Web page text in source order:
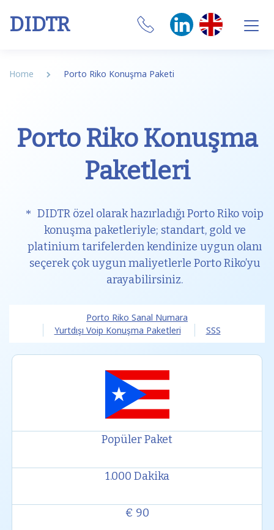
DIDTR
Features
Our Softphone
SIM
Internet
Home Porto Riko Konuşma Paketi
Porto Riko Konuşma
Paketleri
DIDTR özel olarak hazırladığı Porto Riko voip
konuşma paketleriyle; standart, gold ve
platinium tarifelerden kendinize uygun olanı
seçerek çok uygun maliyetlerle Porto Riko’yu
arayabilirsiniz.
Porto Riko Sanal Numara
Yurtdışı Voip Konuşma Paketleri
SSS
Popüler Paket
1.000 Dakika
€ 90